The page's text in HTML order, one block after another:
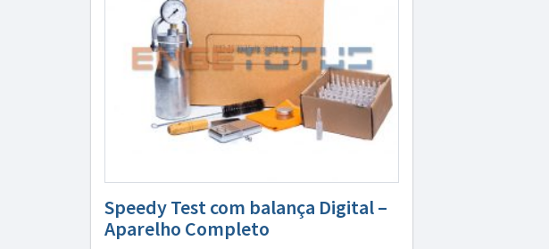
Speedy Test com balança Digital –
Aparelho Completo